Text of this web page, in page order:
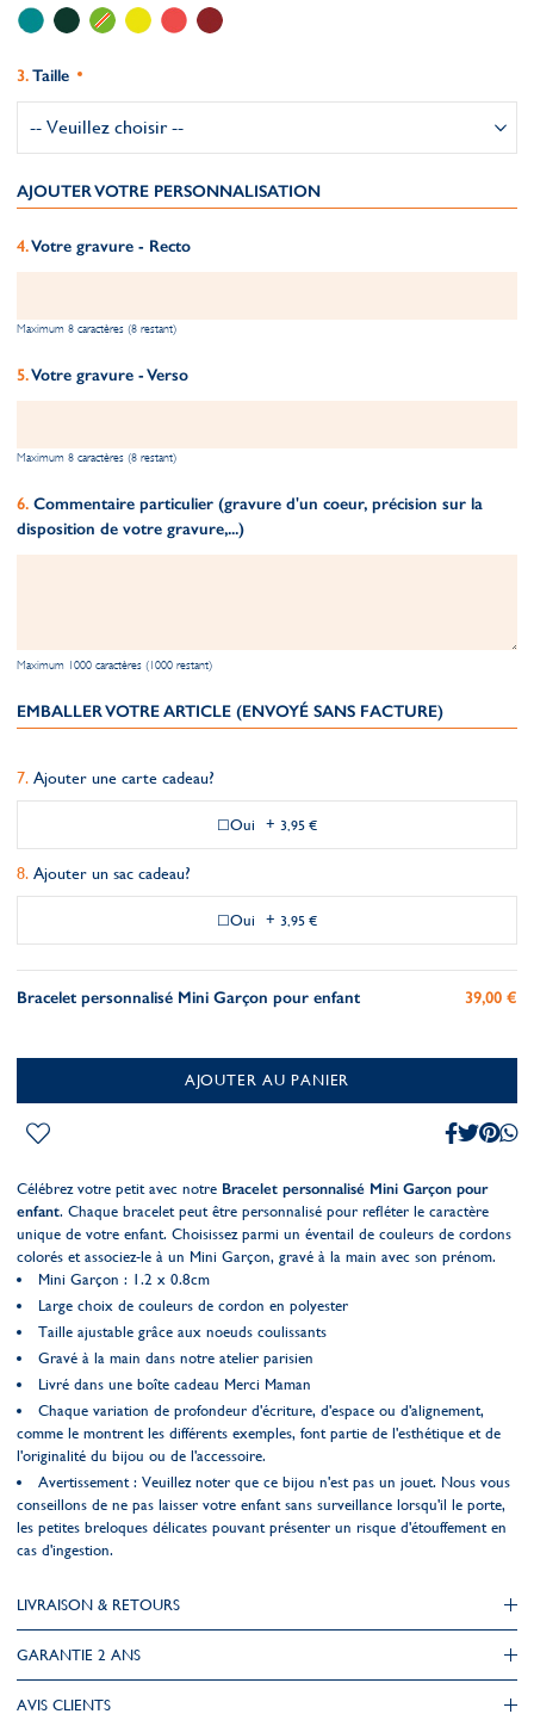
Taille
AJOUTER VOTRE PERSONNALISATION
Votre gravure - Recto
Maximum 8 caractères (8 restant)
Votre gravure - Verso
Maximum 8 caractères (8 restant)
Commentaire particulier (gravure d'un coeur, précision sur la
disposition de votre gravure,...)
Maximum 1000 caractères (1000 restant)
EMBALLER VOTRE ARTICLE (ENVOYÉ SANS FACTURE)
Ajouter une carte cadeau?
Oui + 3,95 €
Ajouter un sac cadeau?
Oui + 3,95 €
Bracelet personnalisé Mini Garçon pour enfant 39,00 €
AJOUTER AU PANIER
Célébrez votre petit avec notre Bracelet personnalisé Mini Garçon pour
enfant. Chaque bracelet peut être personnalisé pour refléter le caractère
unique de votre enfant. Choisissez parmi un éventail de couleurs de cordons
colorés et associez-le à un Mini Garçon, gravé à la main avec son prénom.
Mini Garçon : 1.2 x 0.8cm
Large choix de couleurs de cordon en polyester
Taille ajustable grâce aux noeuds coulissants
Gravé à la main dans notre atelier parisien
Livré dans une boîte cadeau Merci Maman
Chaque variation de profondeur d'écriture, d'espace ou d'alignement,
comme le montrent les différents exemples, font partie de l'esthétique et de
l'originalité du bijou ou de l'accessoire.
Avertissement : Veuillez noter que ce bijou n'est pas un jouet. Nous vous
conseillons de ne pas laisser votre enfant sans surveillance lorsqu'il le porte,
les petites breloques délicates pouvant présenter un risque d'étouffement en
cas d'ingestion.
LIVRAISON & RETOURS
GARANTIE 2 ANS
AVIS CLIENTS